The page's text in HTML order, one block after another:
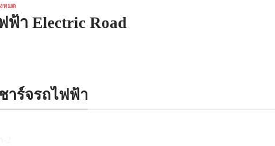
หมด
า Electric Road
ร์จรถไฟฟ้า